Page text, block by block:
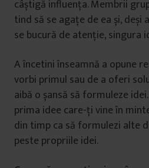
câștigă influența. Membrii
tind să se agațe de ea și,
se bucură de atenție, singura
A încetini înseamnă a opune
vorbi primul sau de a oferi
aibă o șansă să formuleze
prima idee care-ți vine în
din timp ca să formulezi alte
peste propriile idei.